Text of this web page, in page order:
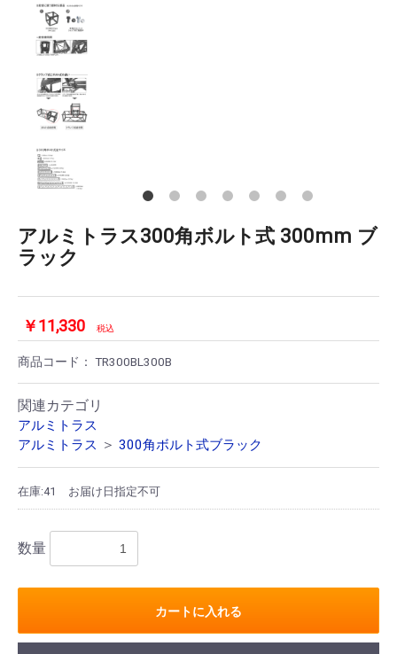
アルミトラス300角ボルト式 300mm ブ
ラック
￥11,330 税込
商品コード： TR300BL300B
関連カテゴリ
アルミトラス
アルミトラス ＞ 300角ボルト式ブラック
在庫:41 お届け日指定不可
数量
カートに入れる